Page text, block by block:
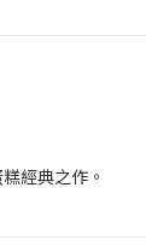
經典之作。